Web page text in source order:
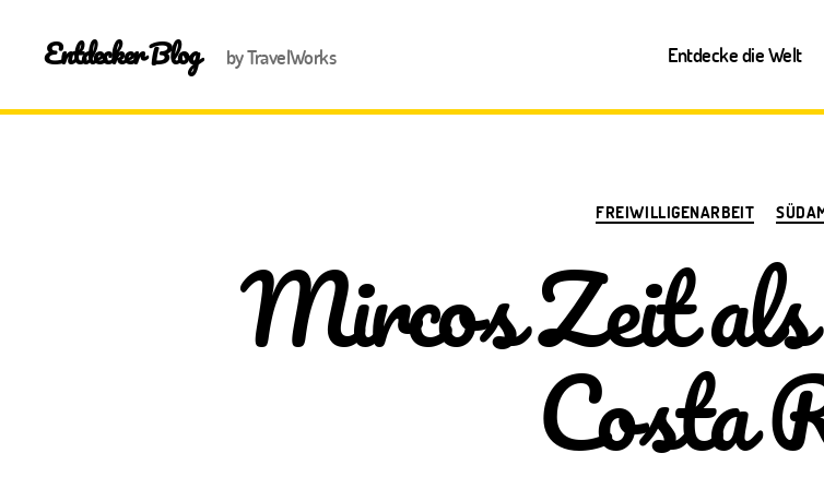
Entdecker Blog by TravelWorks Entdecke die Welt
Kategorien
FREIWILLIGENARBEIT
Mircos Zeit
Costa